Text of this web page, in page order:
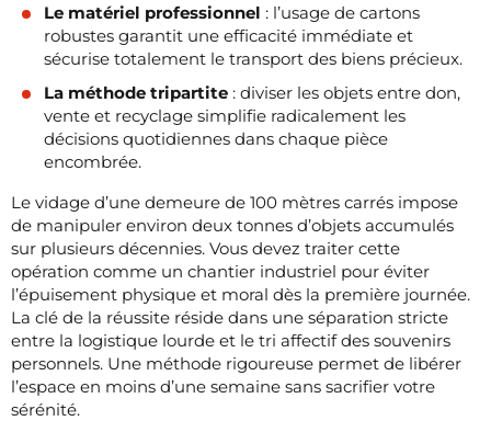
Le matériel professionnel : l’usage de cartons
robustes garantit une efficacité immédiate et
sécurise totalement le transport des biens précieux.
La méthode tripartite : diviser les objets entre don,
vente et recyclage simplifie radicalement les
décisions quotidiennes dans chaque pièce
encombrée.
Le vidage d’une demeure de 100 mètres carrés impose
de manipuler environ deux tonnes d’objets accumulés
sur plusieurs décennies. Vous devez traiter cette
opération comme un chantier industriel pour éviter
l’épuisement physique et moral dès la première journée.
La clé de la réussite réside dans une séparation stricte
entre la logistique lourde et le tri affectif des souvenirs
personnels. Une méthode rigoureuse permet de libérer
l’espace en moins d’une semaine sans sacrifier votre
sérénité.